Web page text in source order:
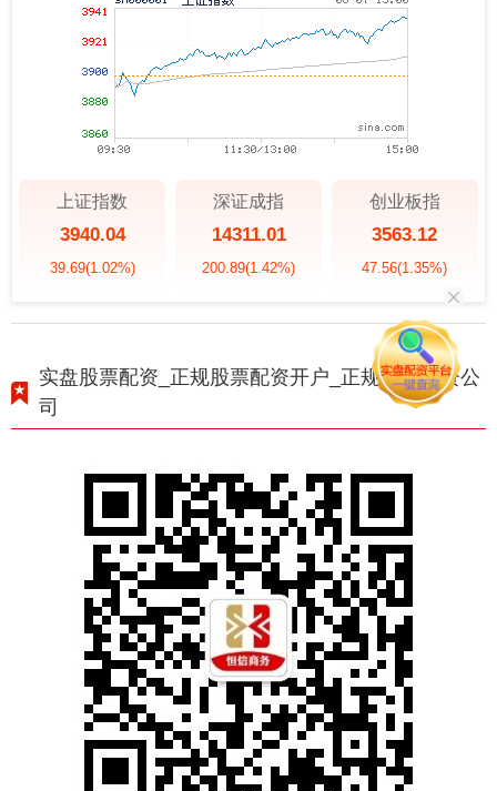
上证指数
3940.04
39.69(1.02%)
深证成指
14311.01
200.89(1.42%)
创业板指
3563.12
47.56(1.35%)
实盘股票配资_正规股票配资开户_正规股票配资公
司